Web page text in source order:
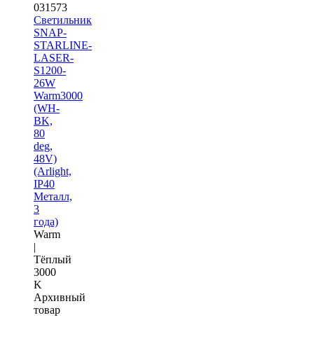
031573
Светильник
SNAP-
STARLINE-
LASER-
S1200-
26W
Warm3000
(WH-
BK,
80
deg,
48V)
(Arlight,
IP40
Металл,
3
года)
Warm
|
Тёплый
3000
K
Архивный
товар